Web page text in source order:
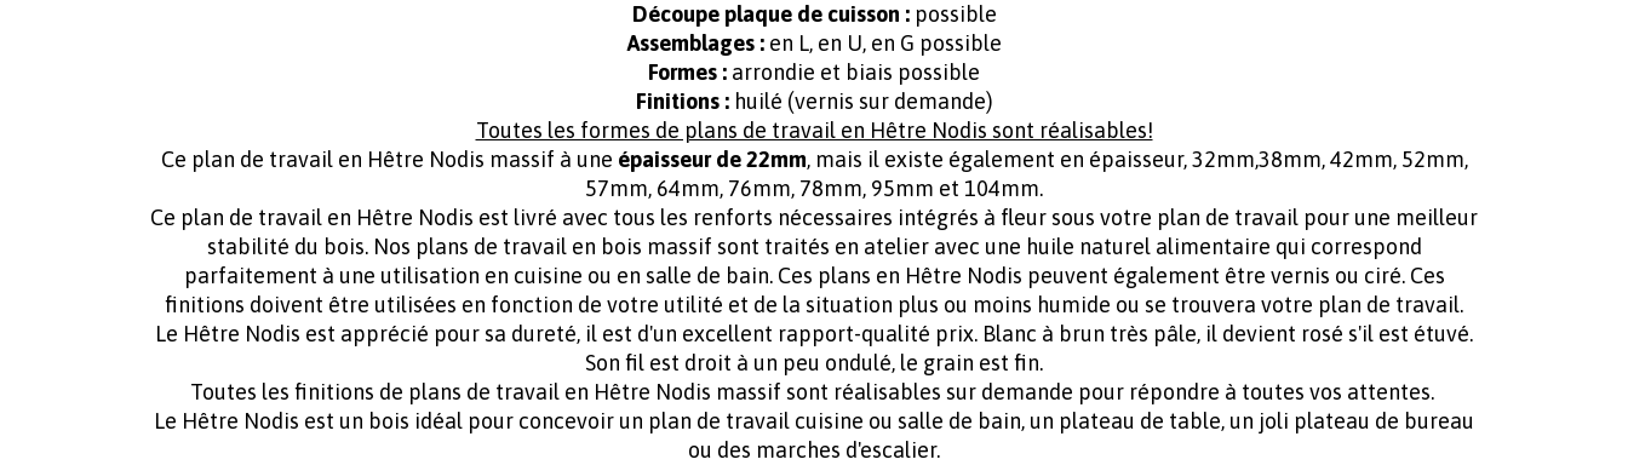
Découpe plaque de cuisson :possible
Assemblages :en L, en U, en G possible
Formes : arrondie et biais possible
Finitions : huilé (vernis sur demande)
Toutes les formes de plans de travail en Hêtre Nodis sont réalisables!
Ce plan de travail en Hêtre Nodis massif à une épaisseur de 22mm, mais il existe également en épaisseur, 32mm,38mm, 42mm, 52mm,
57mm, 64mm, 76mm, 78mm, 95mm et 104mm.
Ce plan de travail en Hêtre Nodis est livré avec tous les renforts nécessaires intégrés à fleur sous votre plan de travail pour une meilleur
stabilité du bois. Nos plans de travail en bois massif sont traités en atelier avec une huile naturel alimentaire qui correspond
parfaitement à une utilisation en cuisine ou en salle de bain. Ces plans en Hêtre Nodis peuvent également être vernis ou ciré. Ces
finitions doivent être utilisées en fonction de votre utilité et de la situation plus ou moins humide ou se trouvera votre plan de travail.
Le Hêtre Nodis est apprécié pour sa dureté, il est d'un excellent rapport-qualité prix. Blanc à brun très pâle, il devient rosé s'il est étuvé.
Son fil est droit à un peu ondulé, le grain est fin.
Toutes les finitions de plans de travail en Hêtre Nodis massif sont réalisables sur demande pour répondre à toutes vos attentes.
Le Hêtre Nodis est un bois idéal pour concevoir un plan de travail cuisine ou salle de bain, un plateau de table, un joli plateau de bureau
ou des marches d'escalier.